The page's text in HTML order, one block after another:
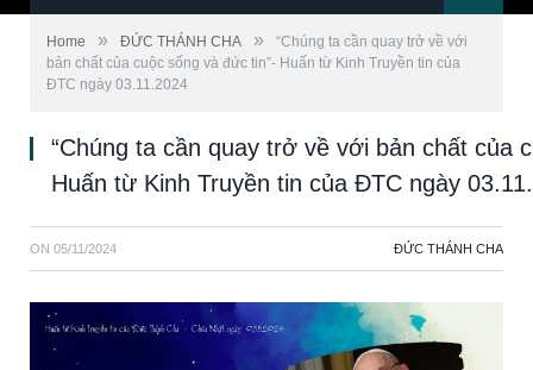
Home » ĐỨC THÁNH CHA »
“Chúng ta cần quay trở về với
bản chất của cuộc sống và đức tin”- Huấn từ Kinh Truyền tin của
ĐTC ngày 03.11.2024
“Chúng ta cần quay trở về với bản chất của
Huấn từ Kinh Truyền tin của ĐTC ngày
ON 05/11/2024 ĐỨC THÁNH CHA